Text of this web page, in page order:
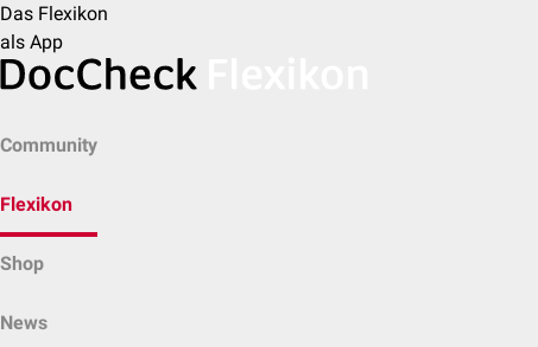
Das Flexikon
als App
Community
Flexikon
Shop
News